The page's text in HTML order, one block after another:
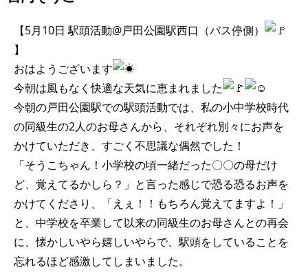
【5月10日 駅頭活動@戸田公園駅西口（バス停側）
】
おはようございます
今朝は風もなく快適な天気に恵まれました
今朝の戸田公園駅での駅頭活動では、私の小中学校時代
の同級生の2人のお母さんから、それぞれ別々にお声を
かけていただき、すごく不思議な偶然でした！
「そうこちゃん！小学校の頃一緒だった〇〇の母だけ
ど、覚えてるかしら？」と言った感じで恐る恐るお声を
かけてくださり、「えぇ！！もちろん覚えてますよ！」
と、中学校を卒業して以来の同級生のお母さんとの再会
に、懐かしいやら嬉しいやらで、駅頭をしていることを
忘れるほど感激してしまいました。